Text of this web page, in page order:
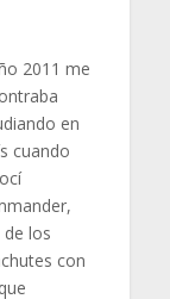
2011 me
en
cuando
los
con